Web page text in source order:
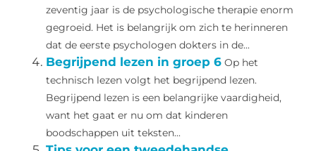
zeventig jaar is de psychologische therapie enorm
gegroeid. Het is belangrijk om zich te herinneren
dat de eerste psychologen dokters in de...
Begrijpend lezen in groep 6 Op het
technisch lezen volgt het begrijpend lezen.
Begrijpend lezen is een belangrijke vaardigheid,
want het gaat er nu om dat kinderen
boodschappen uit teksten...